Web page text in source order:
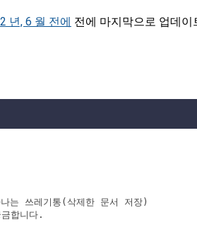
2 년, 6 월 전에 전에 마지막으로 업데이
는 쓰레기통(삭제한 문서 저장)
합니다.